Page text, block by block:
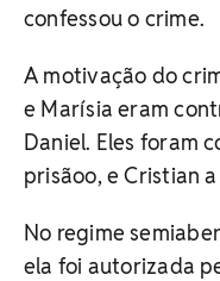
confessou o crime.
A motivação do
e Marísia eram
Daniel. Eles foram
prisãoo, e Cristian
No regime
ela foi autorizada